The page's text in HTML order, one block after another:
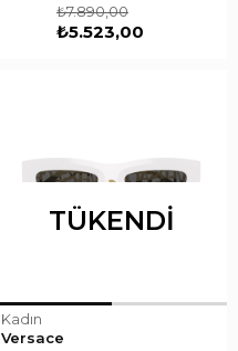
₺5.523,00
₺7.890,00
TÜKENDI
Kadın
Versace